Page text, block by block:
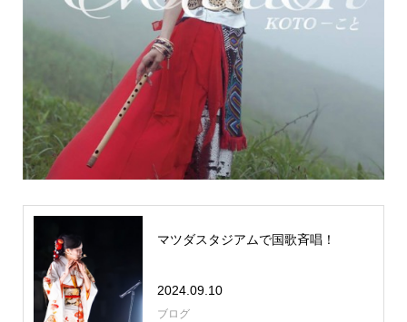
マツダスタジアムで国歌斉唱！
2024.09.10
ブログ